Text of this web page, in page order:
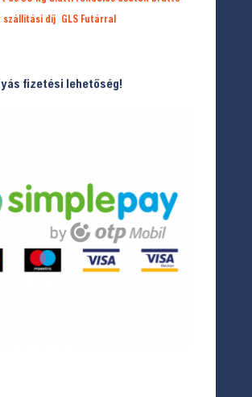
szállítási díj GLS Futárral
fizetési lehetőség!